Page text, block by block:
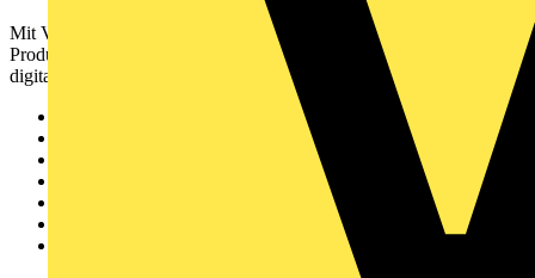
Mit Voltimum erhalten Elektrofachkräfte Zugang zu Branchennews,
Produktinformationen, Schulungen und Tools – alles auf einer
digitalen Plattform und Community.